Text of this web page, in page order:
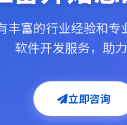
丰富的行业经验和
软件开发服务，助
立即咨询